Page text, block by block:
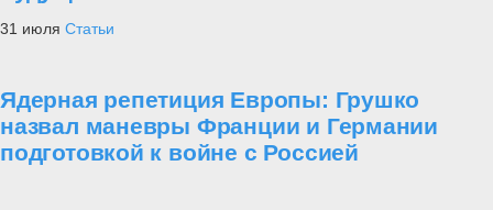
31 июля Статьи
Ядерная репетиция Европы: Грушко
назвал маневры Франции и Германии
подготовкой к войне с Россией